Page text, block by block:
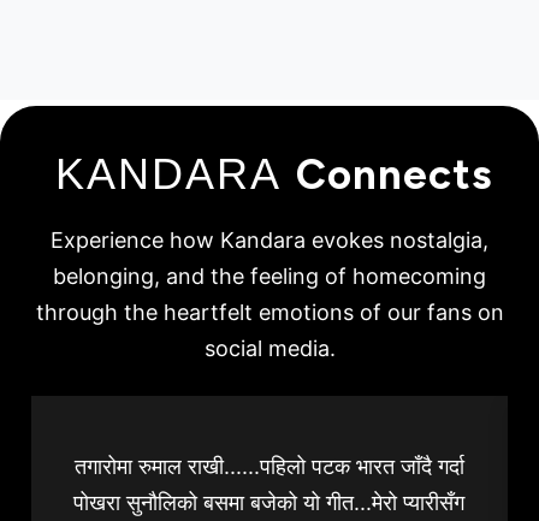
KANDARA Connects
Experience how Kandara evokes nostalgia,
belonging, and the feeling of homecoming
through the heartfelt emotions of our fans on
social media.
तगारोमा रुमाल राखी......पहिलो पटक भारत जाँदै गर्दा
पोखरा सुनौलिको बसमा बजेको यो गीत...मेरो प्यारीसँग